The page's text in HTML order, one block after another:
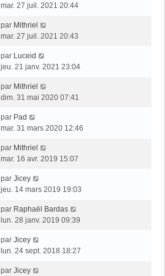
mar. 27 juil. 2021 20:44
par Mithriel
mar. 27 juil. 2021 20:43
par Luceid
jeu. 21 janv. 2021 23:04
par Mithriel
dim. 31 mai 2020 07:41
par Pad
mar. 31 mars 2020 12:46
par Mithriel
mar. 16 avr. 2019 15:07
par Jicey
jeu. 14 mars 2019 19:03
par Raphaël Bardas
lun. 28 janv. 2019 09:39
par Jicey
lun. 24 sept. 2018 18:27
par Jicey